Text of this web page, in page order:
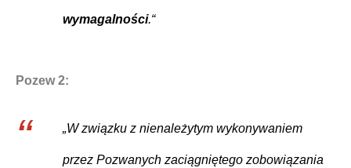
wymagalności.“
Pozew 2:
„W związku z nienależytym wykonywaniem
przez Pozwanych zaciągniętego zobowiązania